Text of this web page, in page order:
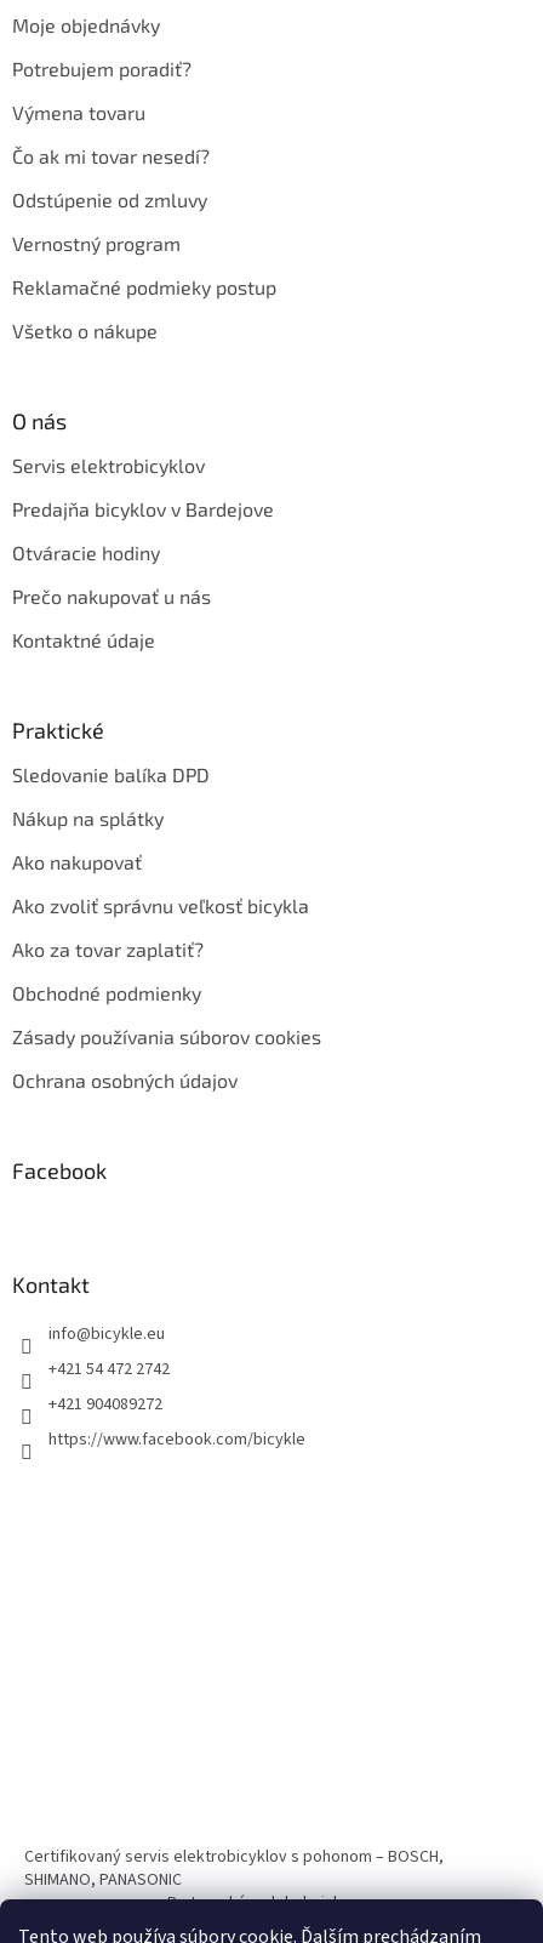
Tento web používa súbory cookie. Ďalším prechádzaním
Moje objednávky
Potrebujem poradiť?
Výmena tovaru
Čo ak mi tovar nesedí?
Odstúpenie od zmluvy
Vernostný program
Reklamačné podmieky postup
Všetko o nákupe
O nás
Servis elektrobicyklov
Predajňa bicyklov v Bardejove
Otváracie hodiny
Prečo nakupovať u nás
Kontaktné údaje
Praktické
Sledovanie balíka DPD
Nákup na splátky
Ako nakupovať
Ako zvoliť správnu veľkosť bicykla
Ako za tovar zaplatiť?
Obchodné podmienky
Zásady používania súborov cookies
Ochrana osobných údajov
Facebook
Kontakt
info@bicykle.eu
+421 54 472 2742
+421 904089272
https://www.facebook.com/bicykle
Certifikovaný servis elektrobicyklov s pohonom – BOSCH,
SHIMANO, PANASONIC
Partnerský web hokejshop.eu